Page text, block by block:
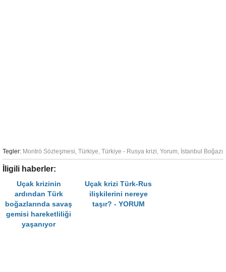
Tegler: Montrö Sözleşmesi, Türkiye, Türkiye - Rusya krizi, Yorum, İstanbul Boğazı
İligili haberler:
Uçak krizinin
ardından Türk
boğazlarında savaş
gemisi hareketliliği
yaşanıyor
Uçak krizi Türk-Rus
ilişkilerini nereye
taşır? - YORUM